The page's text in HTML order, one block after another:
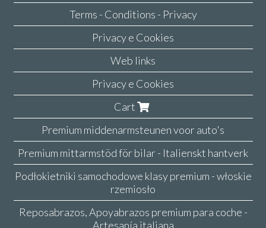
Terms - Conditions - Privacy
Privacy e Cookies
Web links
Privacy e Cookies
Cart
Premium middenarmsteunen voor auto's
Premium mittarmstöd för bilar - Italienskt hantverk
Podłokietniki samochodowe klasy premium - włoskie
rzemiosło
Reposabrazos, Apoyabrazos premium para coche -
Artesanía italiana